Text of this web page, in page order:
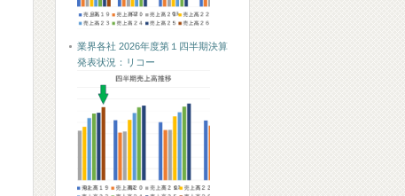
業界各社 2026年度第１四半期決算
発表状況：リコー